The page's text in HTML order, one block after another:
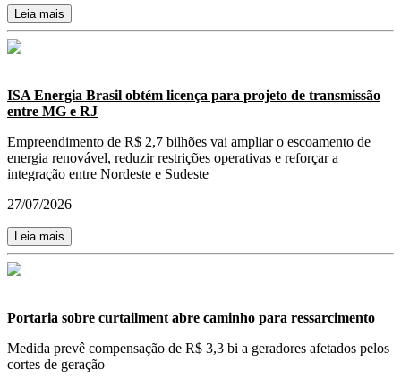
Leia mais
ISA Energia Brasil obtém licença para projeto de transmissão
entre MG e RJ
Empreendimento de R$ 2,7 bilhões vai ampliar o escoamento de
energia renovável, reduzir restrições operativas e reforçar a
integração entre Nordeste e Sudeste
27/07/2026
Leia mais
Portaria sobre curtailment abre caminho para ressarcimento
Medida prevê compensação de R$ 3,3 bi a geradores afetados pelos
cortes de geração